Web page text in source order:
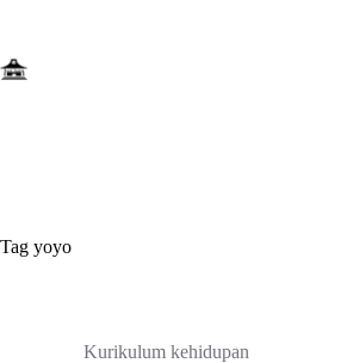
Tag yoyo
Kurikulum kehidupan